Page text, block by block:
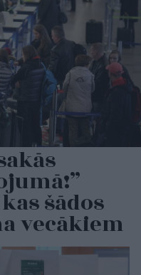
šādos
vecākiem